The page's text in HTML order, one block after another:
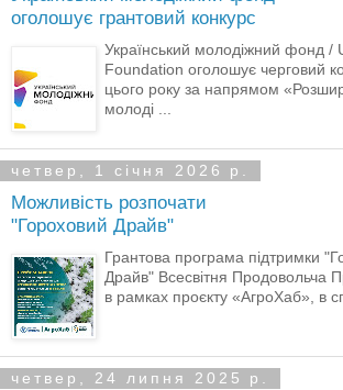
оголошує грантовий конкурс
Український молодіжний фонд /
Foundation оголошує черговий
цього року за напрямом
молоді ...
четвер, 1 січня 2026 р.
Можливість розпочати
"Гороховий Драйв"
Грантова програма підтримки
Драйв" Всесвітня Продовольча
в рамках проєкту «АгроХаб», в
четвер, 24 липня 2025 р.